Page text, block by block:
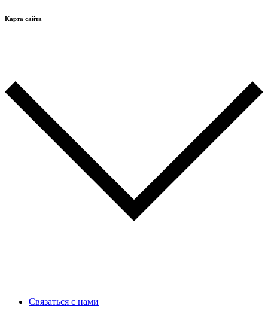
Карта сайта
Связаться с нами